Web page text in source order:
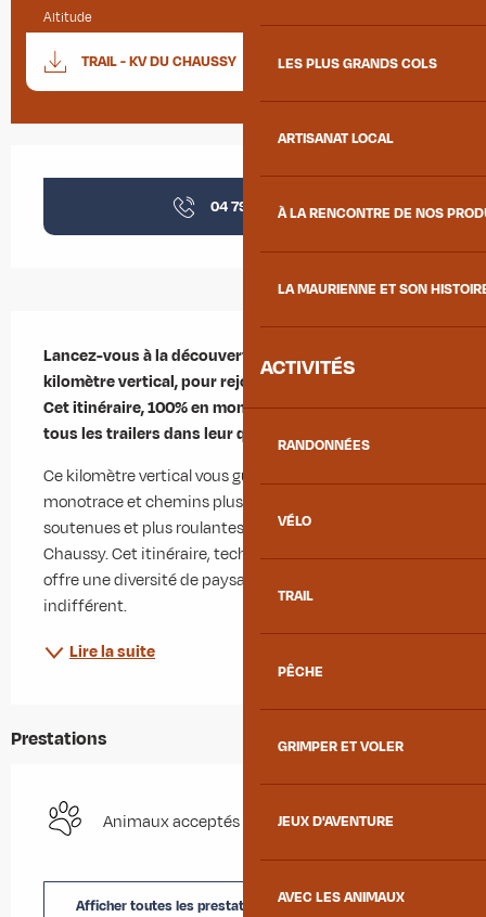
LES PLUS GRANDS COLS
ARTISANAT LOCAL
À LA RENCONTRE DE NOS
LA MAURIENNE ET SON
ACTIVITÉS
RANDONNÉES
VÉLO
TRAIL
PÊCHE
GRIMPER ET VOLER
JEUX D'AVENTURE
AVEC LES ANIMAUX
Altitude 516 m
Documentation
TRAIL - KV DU CHAUSSY
04 79 83 51 ▒▒
Lancez-vous à la découverte de l'effort de type
kilomètre vertical, pour rejoindre le col du Chaussy.
Cet itinéraire, 100% en montée a de quoi satisfaire
tous les trailers dans leur quête de sommet.
Ce kilomètre vertical vous guidera entre sentiers
monotrace et chemins plus larges, entre pentes
soutenues et plus roulantes en direction du col du
Chaussy. Cet itinéraire, techniquement intéressant
offre une diversité de paysage qui ne vous laissera pas
indifférent.
Lire la suite
Prestations
Animaux acceptés
Afficher toutes les prestations